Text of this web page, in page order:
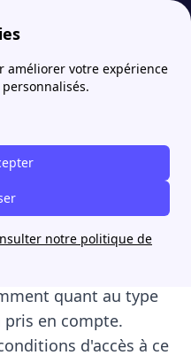
améliorer votre expérience
notre politique de
Loi Denormandie : ce qui change en avril 2020
: ce qui
2020
but d'inciter les
vers l'investissement
accès est soumis à
quant au type
en compte.
d'accès à ce